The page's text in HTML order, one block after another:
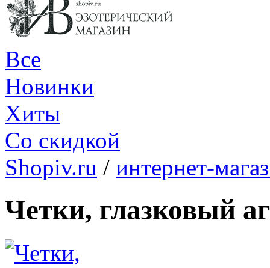
Все
Новинки
Хиты
Со скидкой
Shopiv.ru / интернет-
Четки, глазковый